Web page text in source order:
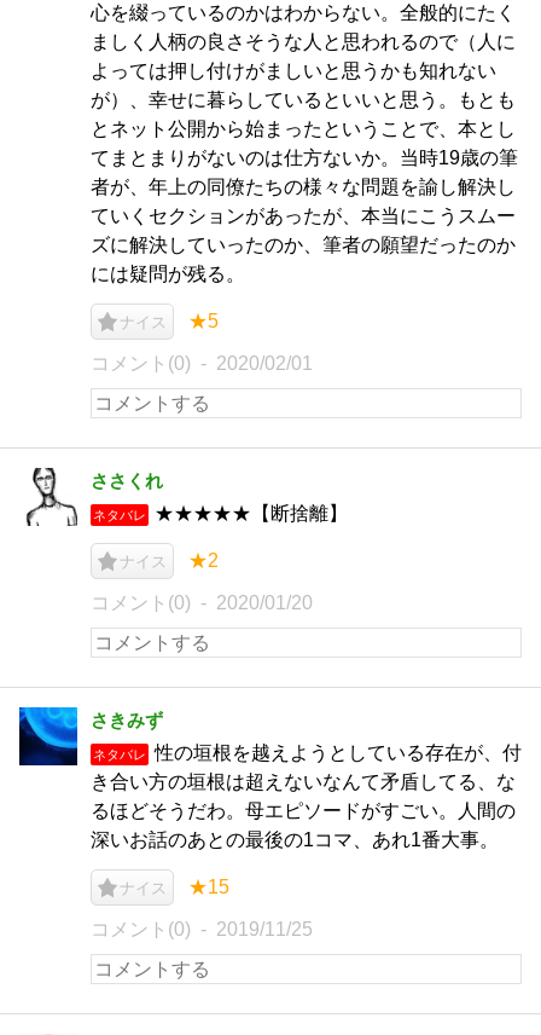
心を綴っているのかはわからない。全般的にたく
ましく人柄の良さそうな人と思われるので（人に
よっては押し付けがましいと思うかも知れない
が）、幸せに暮らしているといいと思う。もとも
とネット公開から始まったということで、本とし
てまとまりがないのは仕方ないか。当時19歳の筆
者が、年上の同僚たちの様々な問題を諭し解決し
ていくセクションがあったが、本当にこうスムー
ズに解決していったのか、筆者の願望だったのか
には疑問が残る。
ナイス ★5
コメント(0) 2020/02/01
ささくれ
ネタバレ ★★★★★【断捨離】
ナイス ★2
コメント(0) 2020/01/20
さきみず
ネタバレ
性の垣根を越えようとしている存在が、付
き合い方の垣根は超えないなんて矛盾してる、な
るほどそうだわ。母エピソードがすごい。人間の
深いお話のあとの最後の1コマ、あれ1番大事。
ナイス ★15
コメント(0) 2019/11/25